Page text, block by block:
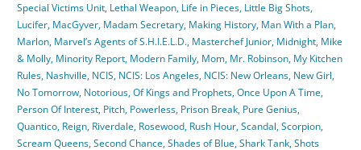
Special Victims Unit, Lethal Weapon, Life in Pieces, Little Big Shots,
Lucifer, MacGyver, Madam Secretary, Making History, Man With a Plan,
Marlon, Marvel’s Agents of S.H.I.E.L.D., Masterchef Junior, Midnight, Mike
& Molly, Minority Report, Modern Family, Mom, Mr. Robinson, My Kitchen
Rules, Nashville, NCIS, NCIS: Los Angeles, NCIS: New Orleans, New Girl,
No Tomorrow, Notorious,Of Kings and Prophets,Once Upon A Time,
Person Of Interest, Pitch, Powerless, Prison Break, Pure Genius,
Quantico, Reign, Riverdale, Rosewood, Rush Hour,Scandal,Scorpion,
Scream Queens,Second Chance,Shades of Blue,Shark Tank,Shots